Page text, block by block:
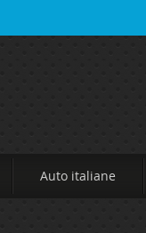
Auto italiane